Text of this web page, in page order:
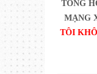
TỔNG
MẠNG
TÔI